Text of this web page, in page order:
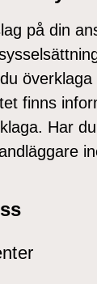
på din
finns
Har